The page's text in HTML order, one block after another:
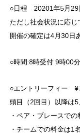
○日程 20201年5月29
ただし社会状況に応じ
開催の確定は4月30日
○時間:8時受付 9時00
○エントリーフィー
頭目（2回目）以降は
・ペア・ブレースで
・チームでの料金は1